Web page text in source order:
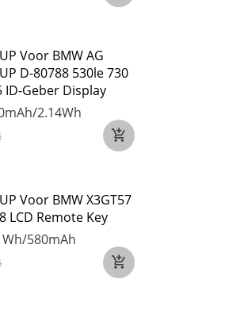
Voor BMW AG
D-80788 530le 730
ID-Geber Display
2.14Wh
Voor BMW X3GT57
LCD Remote Key
580mAh